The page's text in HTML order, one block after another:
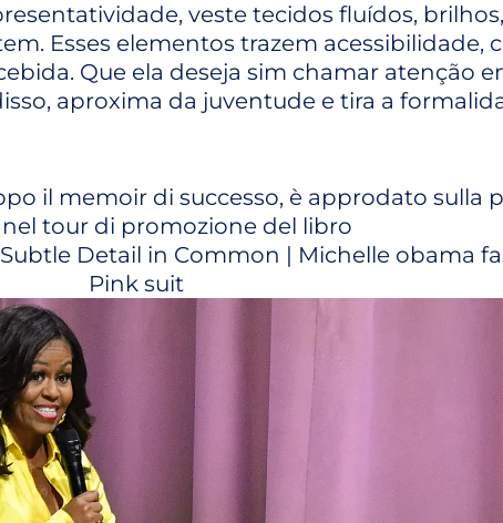
veste tecidos fluídos,
Esses elementos trazem acessibilidade,
Que ela deseja sim chamar atenção
aproxima da juventude e tira a